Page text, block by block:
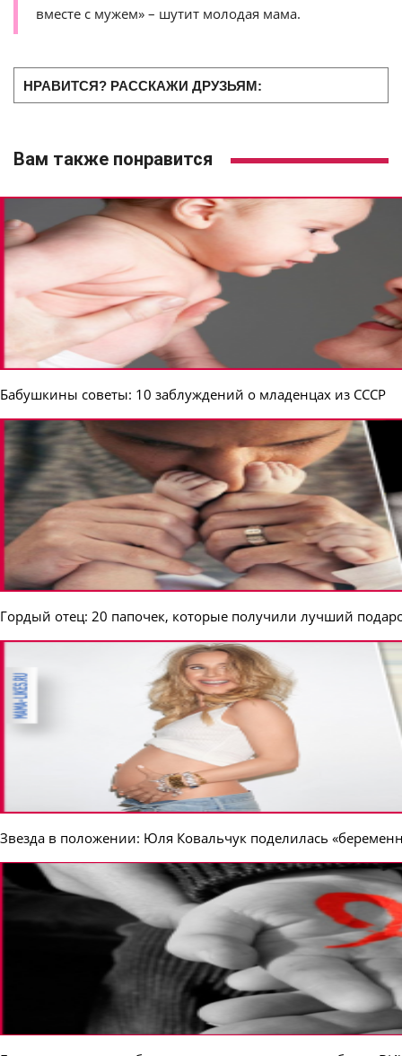
вместе с мужем» – шутит молодая мама.
НРАВИТСЯ? РАССКАЖИ ДРУЗЬЯМ:
Вам также понравится
Бабушкины советы: 10 заблуждений о младенцах из СССР
Гордый отец: 20 папочек, которые получили лучший
Звезда в положении: Юля Ковальчук поделилась